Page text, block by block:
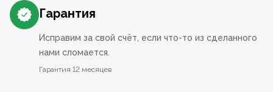
Гарантия
Исправим за свой счёт, если что-то из сделанного
нами сломается.
Гарантия 12 месяцев